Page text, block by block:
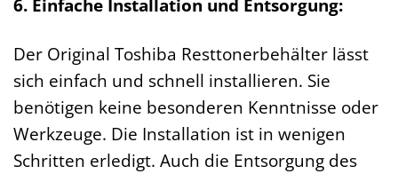
6. Einfache Installation und Entsorgung:
Der Original Toshiba Resttonerbehälter lässt
sich einfach und schnell installieren. Sie
benötigen keine besonderen Kenntnisse oder
Werkzeuge. Die Installation ist in wenigen
Schritten erledigt. Auch die Entsorgung des